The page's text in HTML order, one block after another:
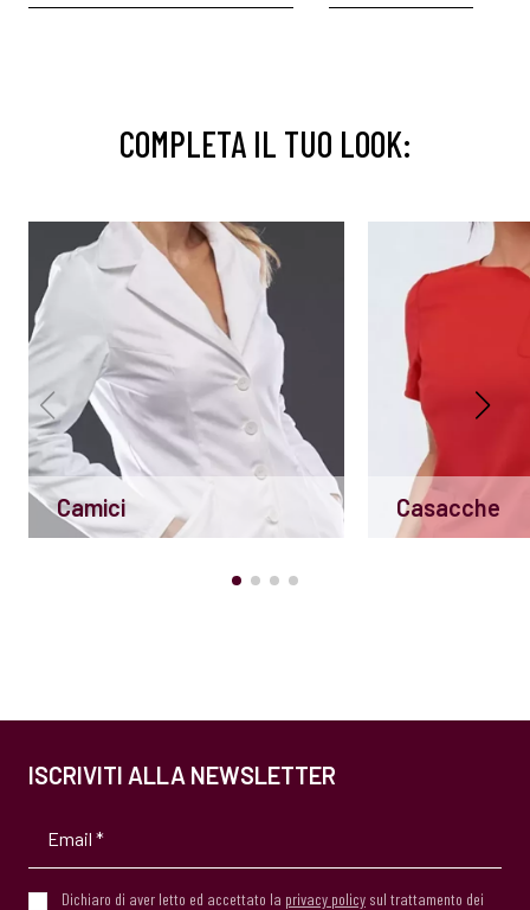
COMPLETA IL TUO LOOK:
Camici Casacche
ISCRIVITI ALLA NEWSLETTER
Dichiaro di aver letto ed accettato la privacy policy sul trattamento dei